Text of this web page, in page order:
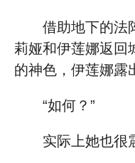
借助地下的法
莉娅和伊莲娜返回
的神色，伊莲娜露
“如何？”
实际上她也很